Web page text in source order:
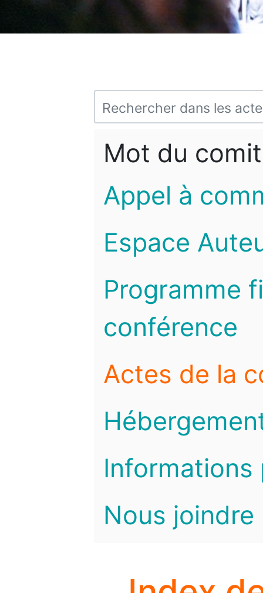
Mot du
Appel à
Espace
Programme
conférence
Actes de la
Informations
Nous joindre